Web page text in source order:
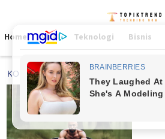
contentMenu
Home Viral Teknologi Bisnis